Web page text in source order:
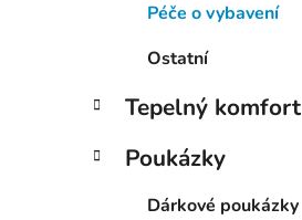
Péče o vybavení
Ostatní
Tepelný komfort
Poukázky
Dárkové poukázky